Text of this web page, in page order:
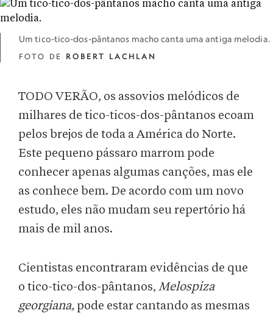
Um tico-tico-dos-pântanos macho canta uma antiga melodia.
FOTO DE ROBERT LACHLAN
TODO VERÃO, os assovios melódicos de
milhares de tico-ticos-dos-pântanos ecoam
pelos brejos de toda a América do Norte.
Este pequeno pássaro marrom pode
conhecer apenas algumas canções, mas ele
as conhece bem. De acordo com um novo
estudo, eles não mudam seu repertório há
mais de mil anos.
Cientistas encontraram evidências de que
o tico-tico-dos-pântanos, Melospiza
georgiana, pode estar cantando as mesmas